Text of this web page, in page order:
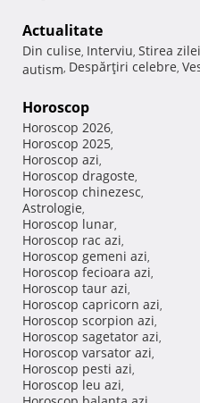
Actualitate
Din culise, Interviu, Stirea zilei
autism, Despărţiri celebre,
Horoscop
Horoscop 2026,
Horoscop 2025,
Horoscop azi,
Horoscop dragoste,
Horoscop chinezesc,
Astrologie,
Horoscop lunar,
Horoscop rac azi,
Horoscop gemeni azi,
Horoscop fecioara azi,
Horoscop taur azi,
Horoscop capricorn azi,
Horoscop scorpion azi,
Horoscop sagetator azi,
Horoscop varsator azi,
Horoscop pesti azi,
Horoscop leu azi,